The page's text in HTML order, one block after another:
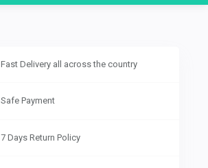
Fast Delivery all across the country
Safe Payment
7 Days Return Policy